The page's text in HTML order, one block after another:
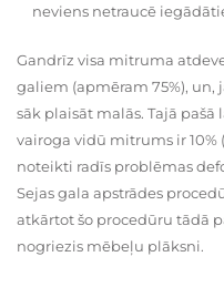
neviens netraucē
Gandrīz visa mitruma
galiem (apmēram 75%), un,
sāk plaisāt malās. Tajā
vairoga vidū mitrums ir 10%
noteikti radīs problēmas
Sejas gala apstrādes
atkārtot šo procedūru tādā
nogriezis mēbeļu plāksni.